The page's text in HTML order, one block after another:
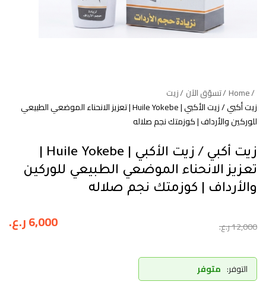
Home تسوّق الآن زيت
زيت أكبي / زيت الأكبي | Huile Yokebe | تعزيز الانحناء الموضعي الطبيعي
للوركين والأرداف | كوزمتك نجم صلاله
تعزيز الانحناء الموضعي الطبيعي للوركين
والأرداف | كوزمتك نجم صلاله
12,000ر.ع. 6,000ر.ع.
التوفر: متوفر